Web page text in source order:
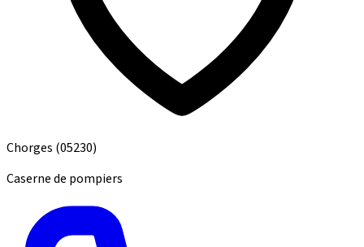
Chorges (05230)
Caserne de pompiers